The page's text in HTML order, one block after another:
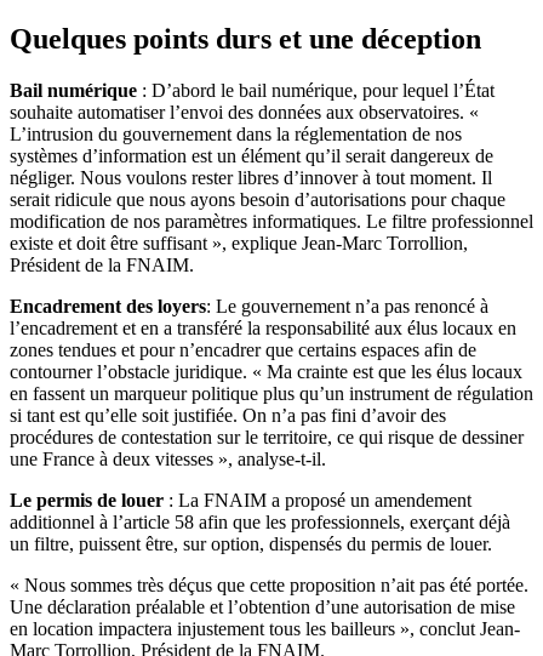
Quelques points durs et une déception
Bail numérique : D’abord le bail numérique, pour lequel l’État
souhaite automatiser l’envoi des données aux observatoires. «
L’intrusion du gouvernement dans la réglementation de nos
systèmes d’information est un élément qu’il serait dangereux de
négliger. Nous voulons rester libres d’innover à tout moment. Il
serait ridicule que nous ayons besoin d’autorisations pour chaque
modification de nos paramètres informatiques. Le filtre professionnel
existe et doit être suffisant », explique Jean-Marc Torrollion,
Président de la FNAIM.
Encadrement des loyers: Le gouvernement n’a pas renoncé à
l’encadrement et en a transféré la responsabilité aux élus locaux en
zones tendues et pour n’encadrer que certains espaces afin de
contourner l’obstacle juridique. « Ma crainte est que les élus locaux
en fassent un marqueur politique plus qu’un instrument de régulation
si tant est qu’elle soit justifiée. On n’a pas fini d’avoir des
procédures de contestation sur le territoire, ce qui risque de dessiner
une France à deux vitesses », analyse-t-il.
Le permis de louer : La FNAIM a proposé un amendement
additionnel à l’article 58 afin que les professionnels, exerçant déjà
un filtre, puissent être, sur option, dispensés du permis de louer.
« Nous sommes très déçus que cette proposition n’ait pas été portée.
Une déclaration préalable et l’obtention d’une autorisation de mise
en location impactera injustement tous les bailleurs », conclut Jean-
Marc Torrollion, Président de la FNAIM.